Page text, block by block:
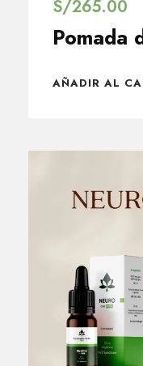
S/265.00
Pomada
AÑADIR AL